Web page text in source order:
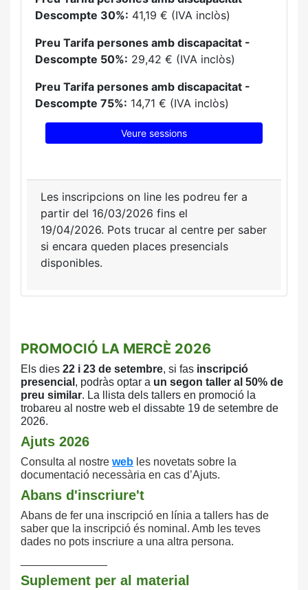
Descompte 30%: 41,19 € (IVA inclòs)
Preu Tarifa persones amb discapacitat -
Descompte 50%: 29,42 € (IVA inclòs)
Preu Tarifa persones amb discapacitat -
Descompte 75%: 14,71 € (IVA inclòs)
Veure sessions
Les inscripcions on line les podreu fer a
partir del 16/03/2026 fins el
19/04/2026. Pots trucar al centre per saber
si encara queden places presencials
disponibles.
PROMOCIÓ LA MERCÈ 2026
Els dies 22 i 23 de setembre, si fas inscripció
presencial , podràs optar a un segon taller al 50% de
preu similar. La llista dels tallers en promoció la
trobareu al nostre web el dissabte 19 de setembre de
2026.
Ajuts 2026
Consulta al nostre web les novetats sobre la
documentació necessària en cas d’Ajuts.
Abans d'inscriure't
Abans de fer una inscripció en línia a tallers has de
saber que la inscripció és nominal. Amb les teves
dades no pots inscriure a una altra persona.
Suplement per al material